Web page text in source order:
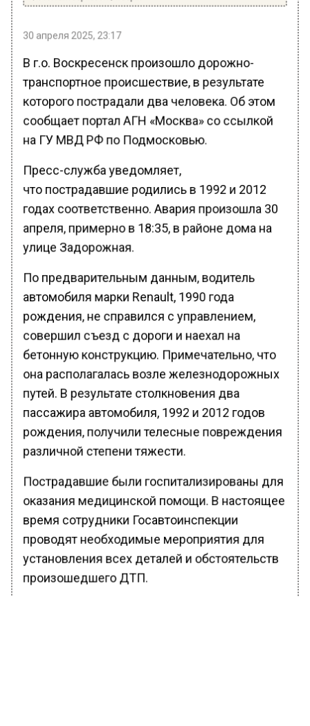
30 апреля 2025, 23:17
В г.о. Воскресенск произошло дорожно-
транспортное происшествие, в результате
которого пострадали два человека. Об этом
сообщает портал АГН «Москва» со ссылкой
на ГУ МВД РФ по Подмосковью.
Пресс-служба уведомляет,
что пострадавшие родились в 1992 и 2012
годах соответственно. Авария произошла 30
апреля, примерно в 18:35, в районе дома на
улице Задорожная.
По предварительным данным, водитель
автомобиля марки Renault, 1990 года
рождения, не справился с управлением,
совершил съезд с дороги и наехал на
бетонную конструкцию. Примечательно, что
она располагалась возле железнодорожных
путей. В результате столкновения два
пассажира автомобиля, 1992 и 2012 годов
рождения, получили телесные повреждения
различной степени тяжести.
Пострадавшие были госпитализированы для
оказания медицинской помощи. В настоящее
время сотрудники Госавтоинспекции
проводят необходимые мероприятия для
установления всех деталей и обстоятельств
произошедшего ДТП.